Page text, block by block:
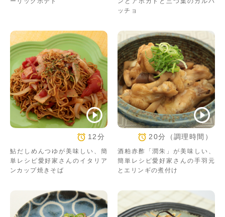
ッチョ
12分
鮎だしめんつゆが美味しい、簡
単レシピ愛好家さんのイタリア
ンカップ焼きそば
20分（調理時間）
酒粕赤酢「潤朱」が美味しい、
簡単レシピ愛好家さんの手羽元
とエリンギの煮付け